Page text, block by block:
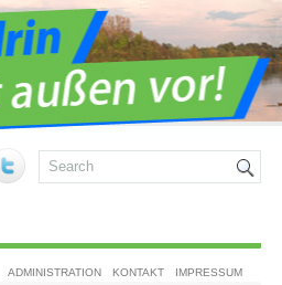
ADMINISTRATION KONTAKT IMPRESSUM